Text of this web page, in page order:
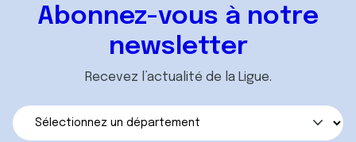
Abonnez-vous à notre
newsletter
Recevez l’actualité de la Ligue.